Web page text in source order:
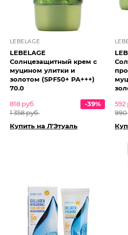
LEBELAGE
LEBELAGE
Солнцезащитный крем с
муцином улитки и
золотом (SPF50+ PA+++)
70.0
818 руб.
1 358 руб.
-39%
Купить на Л'Этуаль
592
990